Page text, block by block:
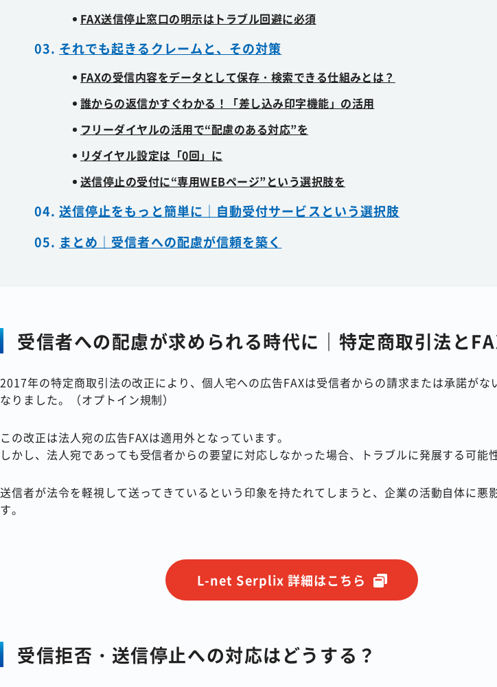
FAX送信停止窓口の明示はトラブル回避に必須
それでも起きるクレームと、その対策
FAXの受信内容をデータとして保存・検索できる仕組みとは？
誰からの返信かすぐわかる！「差し込み印字機能」の活用
フリーダイヤルの活用で“配慮のある対応”を
リダイヤル設定は「0回」に
送信停止の受付に“専用WEBページ”という選択肢を
送信停止をもっと簡単に｜自動受付サービスという選択肢
まとめ｜受信者への配慮が信頼を築く
受信者への配慮が求められる時代に｜特定商取引法と
2017年の特定商取引法の改正により、個人宅への広告FAXは受信者からの請求または承諾がな
なりました。（オプトイン規制）
この改正は法人宛の広告FAXは適用外となっています。
しかし、法人宛であっても受信者からの要望に対応しなかった場合、トラブルに発展する可能
送信者が法令を軽視して送ってきているという印象を持たれてしまうと、企業の活動自体に悪
す。
L-net Serplix 詳細はこちら
受信拒否・送信停止への対応はどうする？